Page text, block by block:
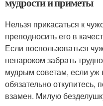
Нельзя прикасаться к
преподносить его в
Если воспользоваться
ненароком забрать
мудрым советам, если уж
обязательно откупитесь,
взамен. Милую